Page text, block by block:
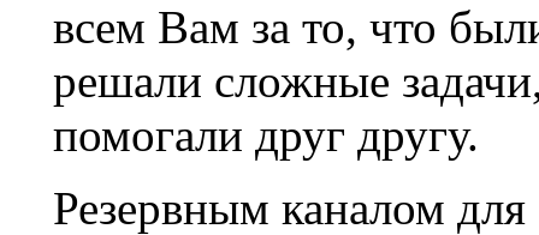
всем Вам за то, что
решали сложные
помогали друг другу.
Резервным каналом